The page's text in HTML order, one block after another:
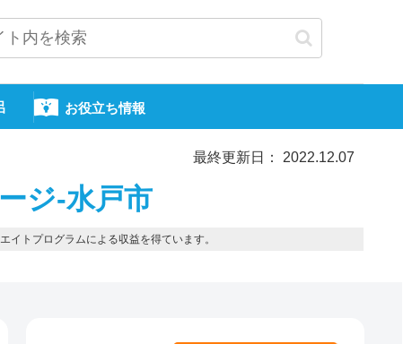
お役立ち情報
最終更新日： 2022.12.07
ジ-水戸市
イトプログラムによる収益を得ています。